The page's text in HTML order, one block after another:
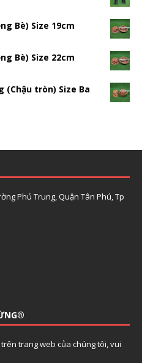
Bè) Size 19cm
Bè) Size 22cm
(Chậu tròn) Size Ba
Phú Trung, Quận Tân Phú, Tp
trang web của chúng tôi, vui